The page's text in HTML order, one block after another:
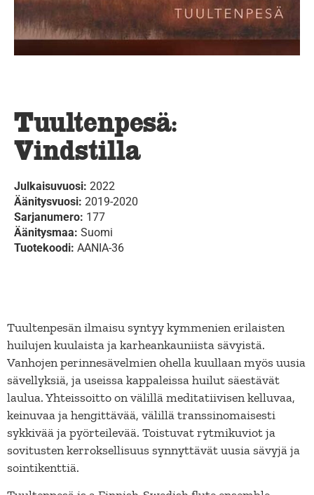
Tuultenpesä:
Vindstilla
Julkaisuvuosi: 2022
Äänitysvuosi: 2019-2020
Sarjanumero: 177
Äänitysmaa: Suomi
Tuotekoodi: AANIA-36
Tuultenpesän ilmaisu syntyy kymmenien erilaisten
huilujen kuulaista ja karheankauniista sävyistä.
Vanhojen perinnesävelmien ohella kuullaan myös uusia
sävellyksiä, ja useissa kappaleissa huilut säestävät
laulua. Yhteissoitto on välillä meditatiivisen kelluvaa,
keinuvaa ja hengittävää, välillä transsinomaisesti
sykkivää ja pyörteilevää. Toistuvat rytmikuviot ja
sovitusten kerroksellisuus synnyttävät uusia sävyjä ja
sointikenttiä.